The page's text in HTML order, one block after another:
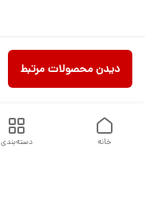
دیدن محصولات مرتبط
دسته‌بندی خانه